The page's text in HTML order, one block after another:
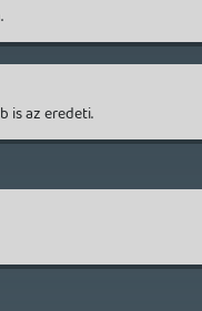
is az eredeti.